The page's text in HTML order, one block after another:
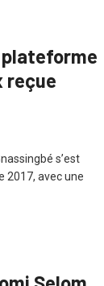
plateforme
reçue
s’est
2017, avec une